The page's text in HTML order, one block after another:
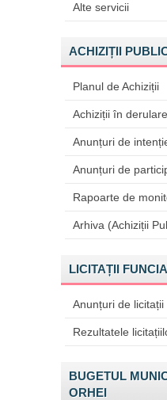
Alte servicii
ACHIZIȚII
Planul de Achiziții
Achiziții în derulare
Anunțuri de
Anunțuri de
Rapoarte de
Arhiva (Achiziții
LICITAȚII
Anunțuri de licitații
Rezultatele
BUGETUL
ORHEI